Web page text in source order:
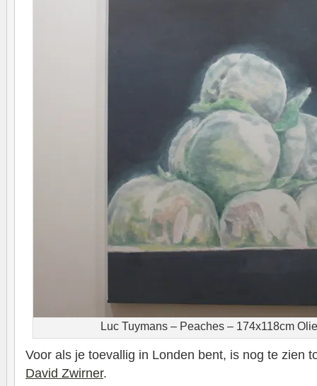
Luc Tuymans – Peaches – 174x118cm
Voor als je toevallig in Londen bent, is nog te zien
David Zwirner.